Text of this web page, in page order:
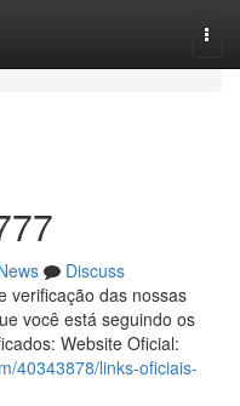
Discuss
verificação das nossas
você está seguindo os
Website Oficial:
40343878/links-oficiais-